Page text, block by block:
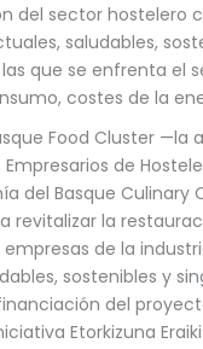
del sector hostelero
saludables,
que se enfrenta el
costes de la
Food Cluster
de
del Basque
revitalizar la
de la
sostenibles y
del
Etorkizuna